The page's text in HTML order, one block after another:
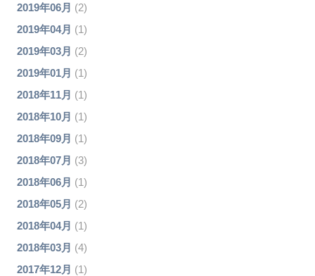
2019年06月 (2)
2019年04月 (1)
2019年03月 (2)
2019年01月 (1)
2018年11月 (1)
2018年10月 (1)
2018年09月 (1)
2018年07月 (3)
2018年06月 (1)
2018年05月 (2)
2018年04月 (1)
2018年03月 (4)
2017年12月 (1)